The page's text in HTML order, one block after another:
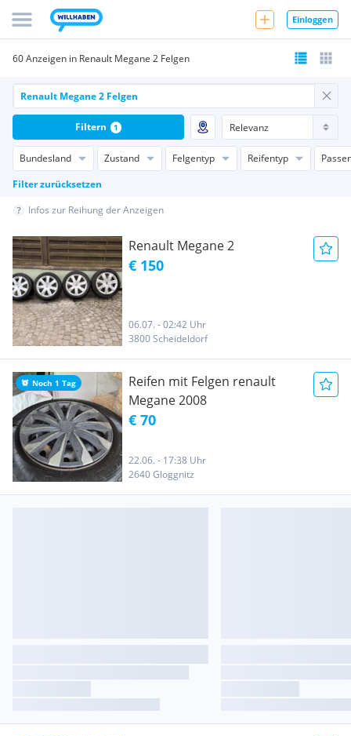
Einloggen
60 Anzeigen in Renault Megane 2 Felgen
Bundesland Zustand Felgentyp Reifentyp
Filter zurücksetzen
Filtern 1
Infos zur Reihung der Anzeigen
Renault Megane 2
€ 150
06.07. - 02:42 Uhr
3800 Scheideldorf
Noch 1 Tag
Reifen mit Felgen renault
Megane 2008
€ 70
22.06. - 17:38 Uhr
2640 Gloggnitz